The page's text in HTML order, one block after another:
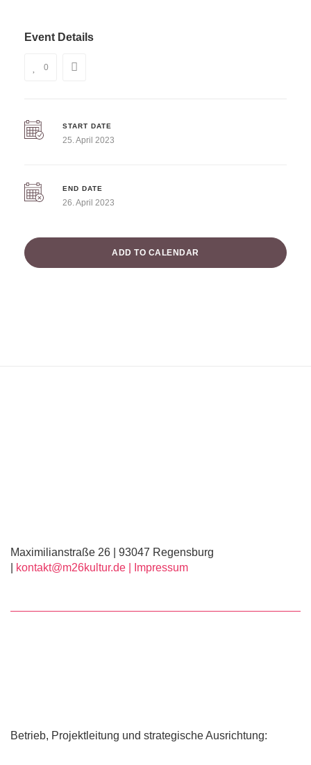
Event Details
0
START DATE
25. April 2023
END DATE
26. April 2023
ADD TO CALENDAR
Maximilianstraße 26 | 93047 Regensburg
kontakt@m26kultur.de | Impressum
Betrieb, Projektleitung und strategische Ausrichtung: